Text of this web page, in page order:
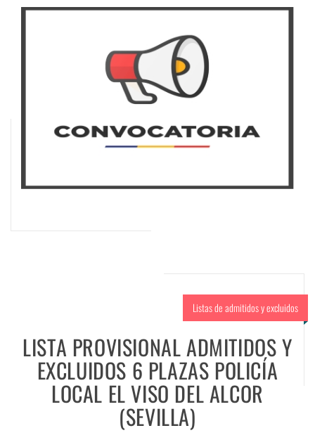
Listas de admitidos y excluidos
LISTA PROVISIONAL ADMITIDOS Y
EXCLUIDOS 6 PLAZAS POLICÍA
LOCAL EL VISO DEL ALCOR
(SEVILLA)